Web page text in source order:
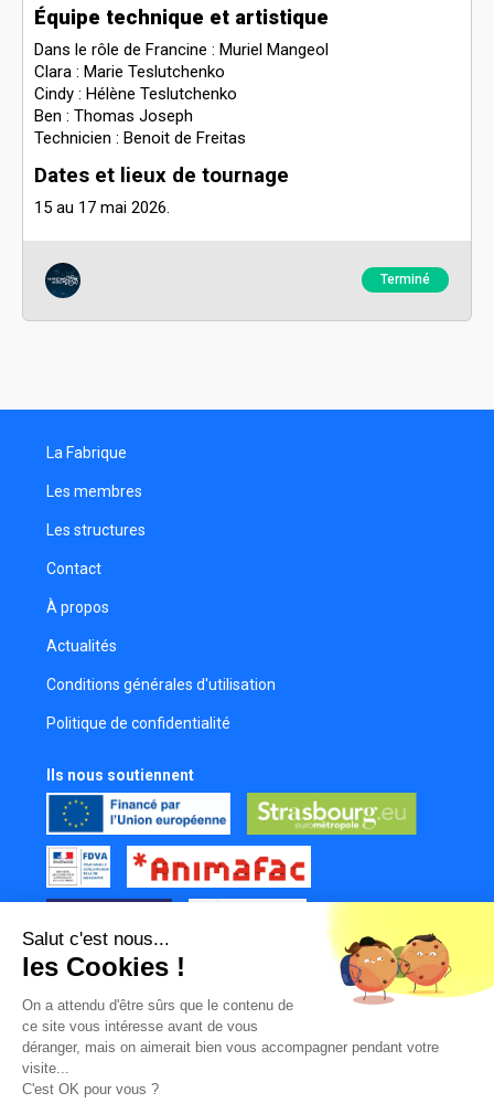
Équipe technique et artistique
Dans le rôle de Francine : Muriel Mangeol
Clara : Marie Teslutchenko
Cindy : Hélène Teslutchenko
Ben : Thomas Joseph
Technicien : Benoit de Freitas
Dates et lieux de tournage
15 au 17 mai 2026.
Terminé
La Fabrique
Les membres
Les structures
Contact
À propos
Actualités
Conditions générales d'utilisation
Politique de confidentialité
Ils nous soutiennent
Tous nos partenaires
Mur des contributeurs
Salut c'est nous...
les Cookies !
On a attendu d'être sûrs que le contenu de
ce site vous intéresse avant de vous
déranger, mais on aimerait bien vous accompagner pendant votre
visite...
C'est OK pour vous ?